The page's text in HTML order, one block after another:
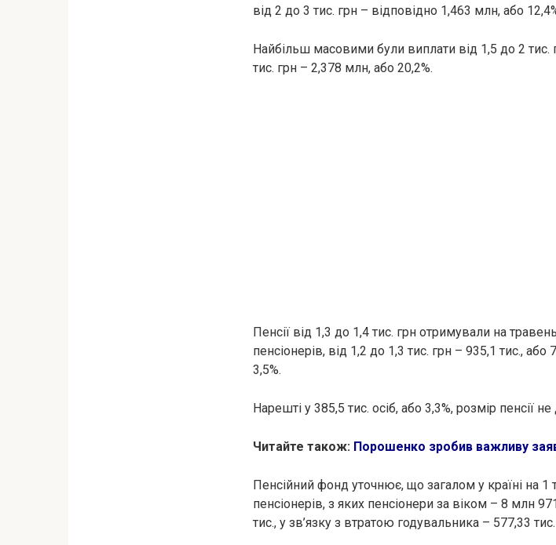
від 2 до 3 тис. грн – відповідно 1,463 млн, або
Найбільш масовими були виплати від 1,5 до 2 тис.
тис. грн – 2,378 млн, або 20,2%.
Пенсії від 1,3 до 1,4 тис. грн отримували на
пенсіонерів, від 1,2 до 1,3 тис. грн – 935,1 тис., або
3,5%.
Нарешті у 385,5 тис. осіб, або 3,3%, розмір пенсії
Читайте також: Порошенко зробив важливу
Пенсійний фонд уточнює, що загалом у країні на
пенсіонерів, з яких пенсіонери за віком – 8 млн
тис., у зв’язку з втратою годувальника – 577,33 тис.